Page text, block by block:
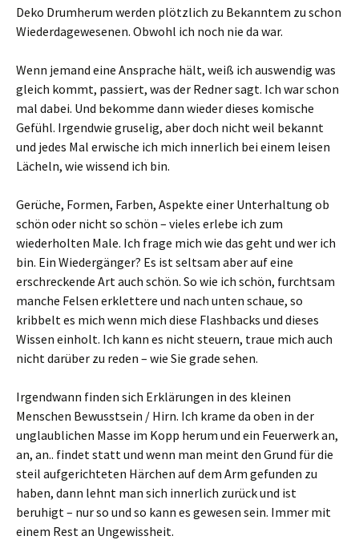
Deko Drumherum werden plötzlich zu Bekanntem zu schon
Wiederdagewesenen. Obwohl ich noch nie da war.
Wenn jemand eine Ansprache hält, weiß ich auswendig was
gleich kommt, passiert, was der Redner sagt. Ich war schon
mal dabei. Und bekomme dann wieder dieses komische
Gefühl. Irgendwie gruselig, aber doch nicht weil bekannt
und jedes Mal erwische ich mich innerlich bei einem leisen
Lächeln, wie wissend ich bin.
Gerüche, Formen, Farben, Aspekte einer Unterhaltung ob
schön oder nicht so schön – vieles erlebe ich zum
wiederholten Male. Ich frage mich wie das geht und wer ich
bin. Ein Wiedergänger? Es ist seltsam aber auf eine
erschreckende Art auch schön. So wie ich schön, furchtsam
manche Felsen erklettere und nach unten schaue, so
kribbelt es mich wenn mich diese Flashbacks und dieses
Wissen einholt. Ich kann es nicht steuern, traue mich auch
nicht darüber zu reden – wie Sie grade sehen.
Irgendwann finden sich Erklärungen in des kleinen
Menschen Bewusstsein / Hirn. Ich krame da oben in der
unglaublichen Masse im Kopp herum und ein Feuerwerk an,
an, an.. findet statt und wenn man meint den Grund für die
steil aufgerichteten Härchen auf dem Arm gefunden zu
haben, dann lehnt man sich innerlich zurück und ist
beruhigt – nur so und so kann es gewesen sein. Immer mit
einem Rest an Ungewissheit.